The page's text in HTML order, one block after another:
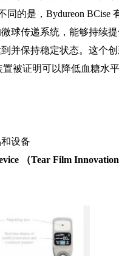
同的是，Bydureon BCise
球传递系统，能够持续
并保持稳定状态。这个
置被证明可以降低血糖水
设备
（Tear Film